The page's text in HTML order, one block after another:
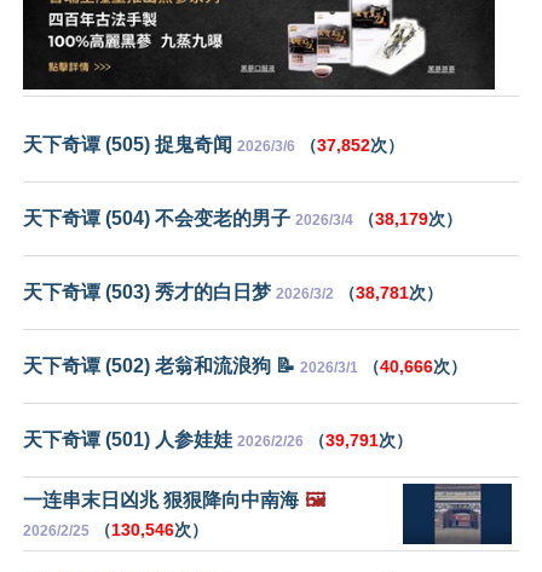
天下奇谭 (505) 捉鬼奇闻 2026/3/6 （37,852次）
天下奇谭 (504) 不会变老的男子 2026/3/4 （38,179次）
天下奇谭 (503) 秀才的白日梦 2026/3/2 （38,781次）
天下奇谭 (502) 老翁和流浪狗 📝 2026/3/1 （40,666次）
天下奇谭 (501) 人参娃娃 2026/2/26 （39,791次）
一连串末日凶兆 狠狠降向中南海 🖼️
2026/2/25 （130,546次）